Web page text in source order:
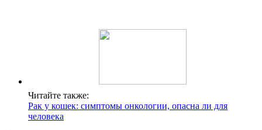
Читайте также:
Рак у кошек: симптомы онкологии, опасна ли для
человека